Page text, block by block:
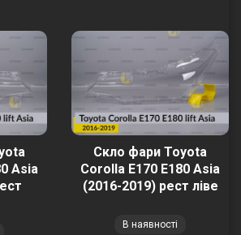
Asia
Скло фари Toyota
Corolla E170 E180 Asia
(2016-2019) рест ліве
В наявності